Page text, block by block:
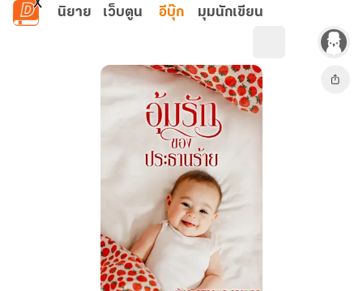
ข้ามไปยังเนื้อหาหลัก
นิยาย เว็บตูน อีบุ๊ก มุมนักเขียน